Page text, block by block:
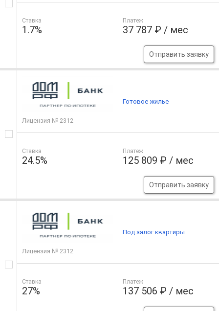
Ставка
1.7%
Платеж
37 787 ₽ / мес
Отправить заявку
Лицензия № 2312
Ставка
24.5%
Платеж
125 809 ₽ / мес
Отправить заявку
Готовое жилье
Лицензия № 2312
Ставка
27%
Платеж
137 506 ₽ / мес
Под залог квартиры